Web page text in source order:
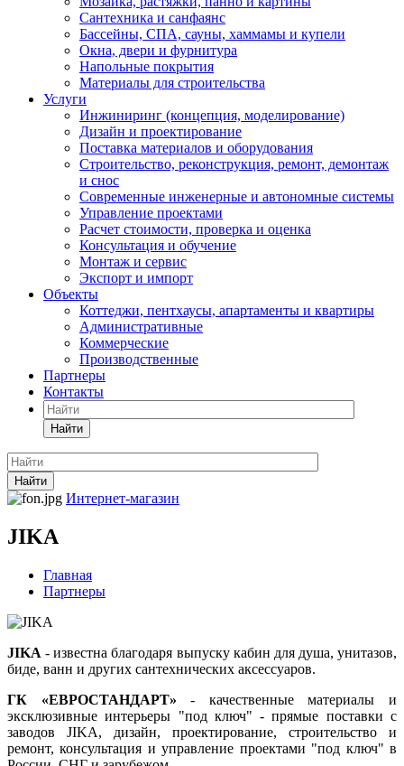
Сантехника и санфаянс
Бассейны, СПА, сауны, хаммамы и купели
Окна, двери и фурнитура
Напольные покрытия
Материалы для строительства
Услуги
Инжиниринг (концепция, моделирование)
Дизайн и проектирование
Поставка материалов и оборудования
Строительство, реконструкция, ремонт, демонтаж
и снос
Современные инженерные и автономные системы
Управление проектами
Расчет стоимости, проверка и оценка
Консультация и обучение
Монтаж и сервис
Экспорт и импорт
Объекты
Коттеджи, пентхаусы, апартаменты и квартиры
Административные
Коммерческие
Производственные
Партнеры
Контакты
Найти
Найти
Интернет-магазин
JIKA
Главная
Партнеры
JIKA - известна благодаря выпуску кабин для душа, унитазов,
биде, ванн и других сантехнических аксессуаров.
ГК «ЕВРОСТАНДАРТ» - качественные материалы и
эксклюзивные интерьеры "под ключ" - прямые поставки с
заводов JIKA, дизайн, проектирование, строительство и
ремонт, консультация и управление проектами "под ключ" в